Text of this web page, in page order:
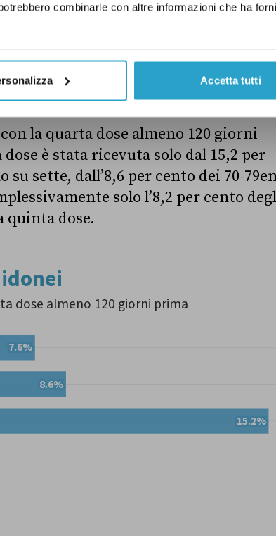
combinarle con altre informazioni che ha
Accetta tutti
la quarta dose almeno 120 giorni
è stata ricevuta solo dal 15,2 per
sette, dall’8,6 per cento dei 70-
solo l’8,2 per cento
quinta dose.